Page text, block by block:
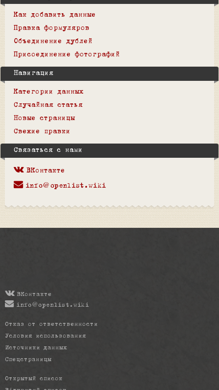
Как добавить данные
Правка формуляров
Объединение дублей
Присоединение фотографий
Навигация
Категории данных
Случайная статья
Новые страницы
Свежие правки
Связаться с нами
ВКонтакте
info@openlist.wiki
ВКонтакте
info@openlist.wiki
Отказ от ответственности
Условия использования
Источники данных
Спецстраницы
Открытый список